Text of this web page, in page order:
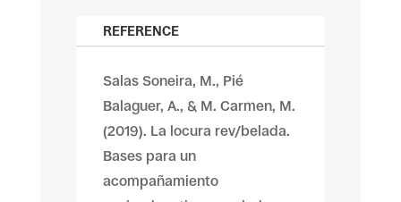
REFERENCE
Salas Soneira, M., Pié
Balaguer, A., & M. Carmen, M.
(2019). La locura rev/belada.
Bases para un
acompañamiento